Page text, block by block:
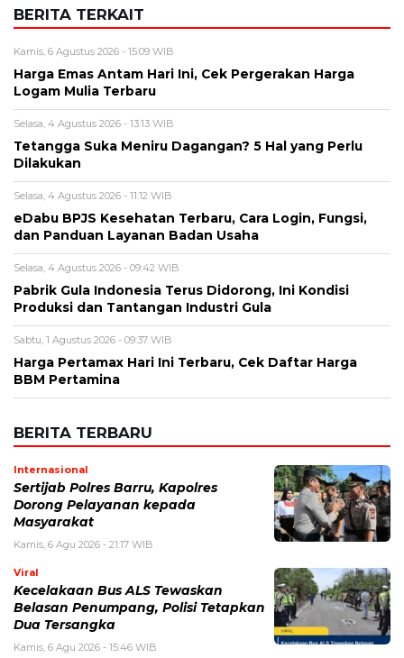
Alamat email tidak akan dipublikasikan. Kolom wajib ditandai *.
Komentar*
Nama *
Simpan nama, email, dan situs web saya pada peramban ini
untuk komentar saya berikutnya.